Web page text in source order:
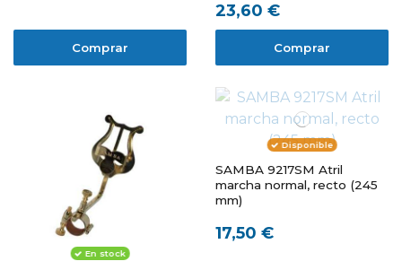
Comprar
23,60 €
Comprar
En stock
Disponible
SAMBA 9217SM Atril
marcha normal, recto (245
mm)
17,50 €